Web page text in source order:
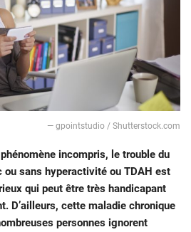
— gpointstudio / Shutterstock.com
incompris, le trouble du
ou sans hyperactivité ou TDAH est
qui peut être très handicapant
D’ailleurs, cette maladie chronique
personnes ignorent